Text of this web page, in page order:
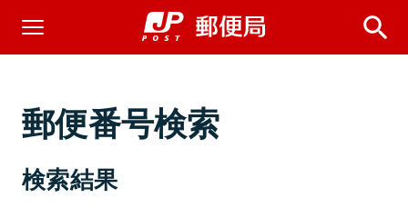
郵便番号検索
検索結果